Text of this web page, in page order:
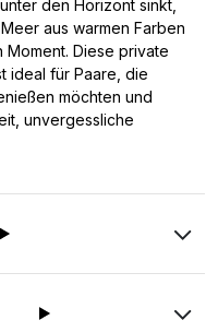
den Horizont sinkt,
aus warmen Farben
Diese private
ideal für Paare, die
möchten und
unvergessliche